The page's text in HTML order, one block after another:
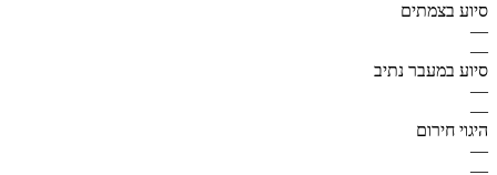
סיוע בצמתים
—
—
סיוע במעבר נתיב
—
—
היגוי חירום
—
—